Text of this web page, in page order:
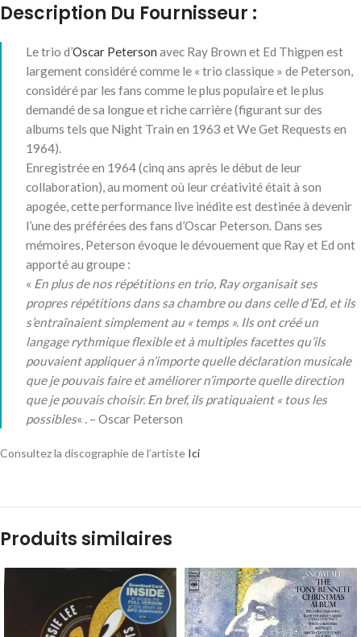
Description Du Fournisseur :
Le trio d’Oscar Peterson avec Ray Brown et Ed Thigpen est
largement considéré comme le « trio classique » de Peterson,
considéré par les fans comme le plus populaire et le plus
demandé de sa longue et riche carrière (figurant sur des
albums tels que Night Train en 1963 et We Get Requests en
1964).
Enregistrée en 1964 (cinq ans après le début de leur
collaboration), au moment où leur créativité était à son
apogée, cette performance live inédite est destinée à devenir
l’une des préférées des fans d’Oscar Peterson. Dans ses
mémoires, Peterson évoque le dévouement que Ray et Ed ont
apporté au groupe :
« En plus de nos répétitions en trio, Ray organisait ses
propres répétitions dans sa chambre ou dans celle d’Ed, et ils
s’entraînaient simplement au « temps ». Ils ont créé un
langage rythmique flexible et à multiples facettes qu’ils
pouvaient appliquer à n’importe quelle déclaration musicale
que je pouvais faire et améliorer n’importe quelle direction
que je pouvais choisir. En bref, ils pratiquaient « tous les
possibles« . – Oscar Peterson
Consultez la discographie de l’artiste Ici
Produits similaires